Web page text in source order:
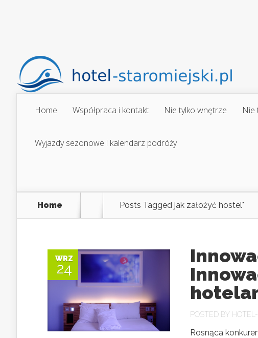
Home Współpraca i kontakt Nie tylko wnętrze Nie
Wyjazdy sezonowe i kalendarz podróży
Home Posts Tagged jak założyć hostel"
WRZ
24
POSTED BY
Rosnąca